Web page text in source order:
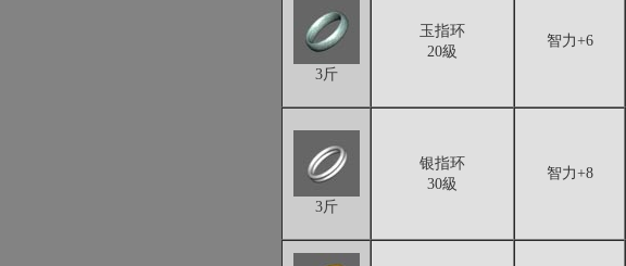
3斤
玉指环
20級
智力+6
3斤
银指环
30級
智力+8